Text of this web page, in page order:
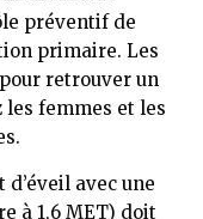
préventif de
primaire. Les
retrouver un
les femmes et les
avec une
à 1,6 MET) doit